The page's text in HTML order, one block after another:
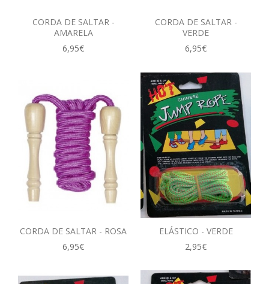
CORDA DE SALTAR -
AMARELA
6,95€
CORDA DE SALTAR -
VERDE
6,95€
CORDA DE SALTAR - ROSA
6,95€
ELÁSTICO - VERDE
2,95€